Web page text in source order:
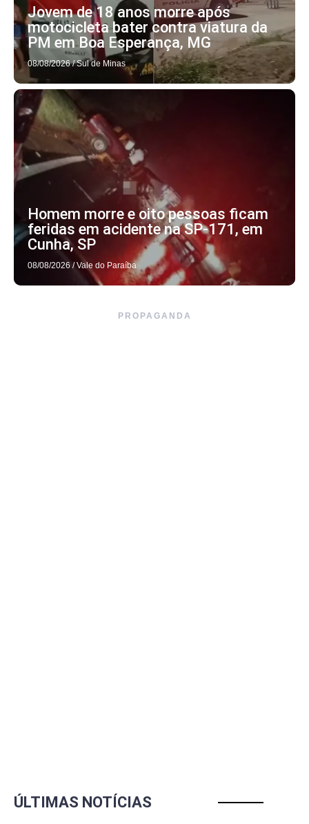
Jovem de 18 anos morre após
motocicleta bater contra viatura da
PM em Boa Esperança, MG
08/08/2026 / Sul de Minas
Homem morre e oito pessoas ficam
feridas em acidente na SP-171, em
Cunha, SP
08/08/2026 / Vale do Paraíba
PROPAGANDA
ÚLTIMAS NOTÍCIAS